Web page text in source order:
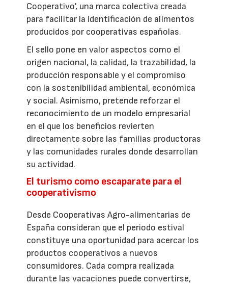
Cooperativo', una marca colectiva creada
para facilitar la identificación de alimentos
producidos por cooperativas españolas.
El sello pone en valor aspectos como el
origen nacional, la calidad, la trazabilidad, la
producción responsable y el compromiso
con la sostenibilidad ambiental, económica
y social. Asimismo, pretende reforzar el
reconocimiento de un modelo empresarial
en el que los beneficios revierten
directamente sobre las familias productoras
y las comunidades rurales donde desarrollan
su actividad.
El turismo como escaparate para el
cooperativismo
Desde Cooperativas Agro-alimentarias de
España consideran que el periodo estival
constituye una oportunidad para acercar los
productos cooperativos a nuevos
consumidores. Cada compra realizada
durante las vacaciones puede convertirse,